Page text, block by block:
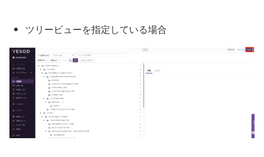
ツリービューを指定している場合